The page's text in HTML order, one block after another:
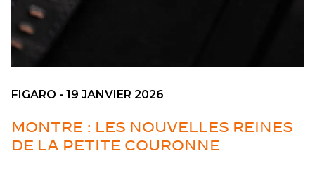
FIGARO - 19 JANVIER 2026
MONTRE : LES NOUVELLES REINES
DE LA PETITE COURONNE